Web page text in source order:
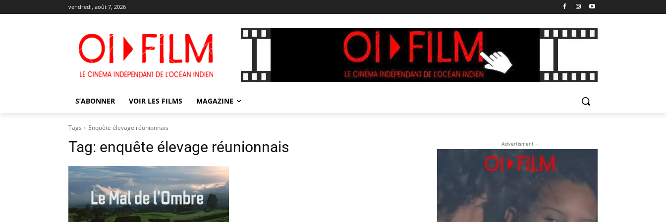
vendredi, août 7, 2026
S’ABONNER VOIR LES FILMS MAGAZINE
Tags Enquête élevage réunionnais
Tag: enquête élevage réunionnais - Advertisment -